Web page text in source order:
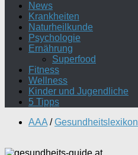
News
Krankheiten
Naturheilkunde
Psychologie
Ernährung
Superfood
Fitness
Wellness
Kinder und Jugendliche
5 Tipps
AAA / Gesundheitslexikon